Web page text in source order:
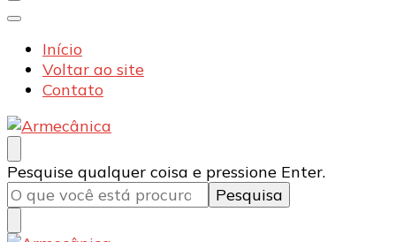
Início
Voltar ao site
Contato
Armecânica
Blog
Procurando
algo?
Pesquise qualquer coisa e pressione Enter.